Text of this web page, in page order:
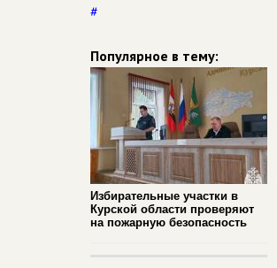
#
Популярное в тему:
Избирательные участки в
Курской области проверяют
на пожарную безопасность